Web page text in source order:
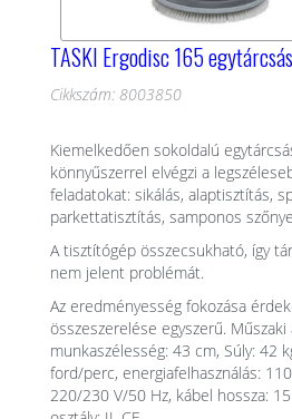
TASKI Ergodisc 165
Cikkszám: 8003850
Kiemelkedően sokoldalú
könnyűszerrel elvégzi a
feladatokat: sikálás, alaptisztítás,
parkettatisztítás, samponos
A tisztítógép összecsukható, így
nem jelent problémát.
Az eredményesség fokozása
összeszerelése egyszerű. Műszaki
munkaszélesség: 43 cm, Súly: 42
ford/perc, energiafelhasználás:
220/230 V/50 Hz, kábel hossza: